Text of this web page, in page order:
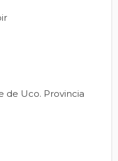
de Uco. Provincia